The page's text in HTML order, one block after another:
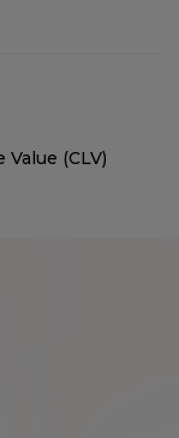
(CLV)